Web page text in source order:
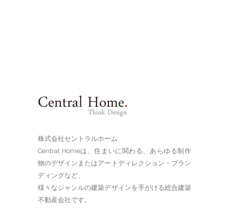
株式会社セントラルホーム
Central Homeは、住まいに関わる、あらゆる制作
物のデザインまたはアートディレクション・ブラン
ディングなど、
様々なジャンルの建築デザインを手がける総合建築
不動産会社です。